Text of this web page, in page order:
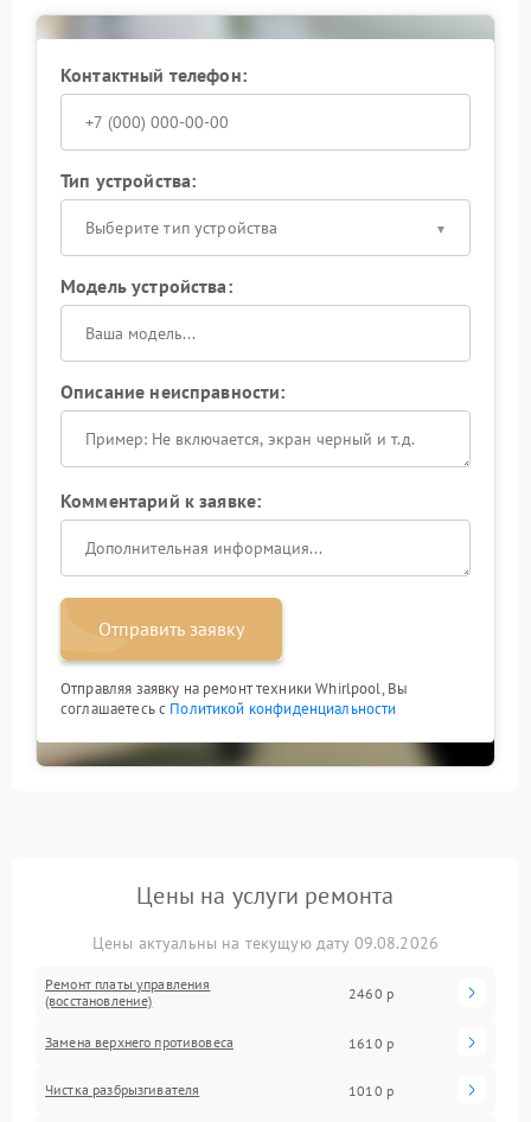
Контактный телефон:
Тип устройства:
Выберите тип устройства
Модель устройства:
Описание неисправности:
Комментарий к заявке:
Отправить заявку
Отправляя заявку на ремонт техники Whirlpool, Вы
соглашаетесь с Политикой конфиденциальности
Цены на услуги ремонта
Цены актуальны на текущую дату 09.08.2026
Ремонт платы управления
(восстановление)
2460 р
Замена верхнего противовеса 1610 р
Чистка разбрызгивателя 1010 р